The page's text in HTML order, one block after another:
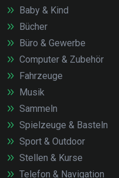
Baby & Kind
Bücher
Büro & Gewerbe
Computer & Zubehör
Fahrzeuge
Musik
Sammeln
Spielzeuge & Basteln
Sport & Outdoor
Stellen & Kurse
Telefon & Navigation